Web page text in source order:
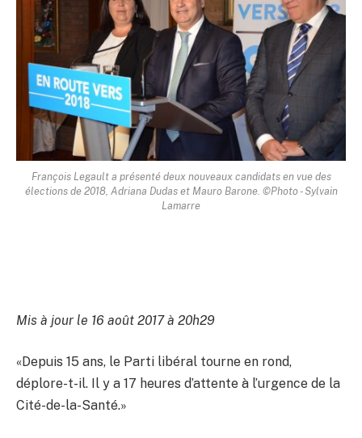
François Legault a présenté deux nouveaux candidats en vue des
élections de 2018, Adriana Dudas et Mauro Barone. ©Photo - Sylvain
Lamarre
Mis à jour le 16 août 2017 à 20h29
«Depuis 15 ans, le Parti libéral tourne en rond,
déplore-t-il. Il y a 17 heures d’attente à l’urgence de la
Cité-de-la-Santé.»